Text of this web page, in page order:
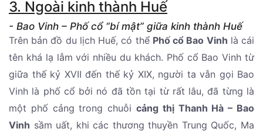
3. Ngoài kinh thành Huế
- Bao Vinh – Phố cổ “bí mật” giữa kinh thành Huế
Trên bản đồ du lịch Huế, có thể Phố cổ Bao Vinh là cái
tên khá lạ lẫm với nhiều du khách. Phố cổ Bao Vinh từ
giữa thế kỷ XVII đến thế kỷ XIX, người ta vẫn gọi Bao
Vinh là phố cổ bởi nó đã tồn tại từ rất lâu, đã từng là
một phố cảng trong chuỗi cảng thị Thanh Hà – Bao
Vinh sầm uất, khi các thương thuyền Trung Quốc, Ma